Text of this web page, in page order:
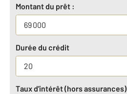
Montant du prêt :
Durée du crédit
Taux d'intérêt (hors assurances)